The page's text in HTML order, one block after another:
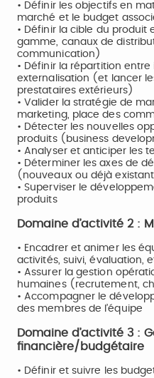
• Définir les objectifs en
marché et le budget
• Définir la cible du
gamme, canaux de
communication)
• Définir la répartition
externalisation (et lancer
prestataires extérieurs)
• Valider la stratégie de
marketing, place des
• Détecter les nouvelles
produits (business
• Analyser et anticiper les
• Déterminer les axes de
(nouveaux ou déjà
• Superviser le
produits
Domaine d’activité 2 :
• Encadrer et animer les
activités, suivi, évaluation,
• Assurer la gestion
humaines (recrutement,
• Accompagner le
des membres de l’équipe
Domaine d’activité 3 :
financière/budgétaire
• Définir et suivre les